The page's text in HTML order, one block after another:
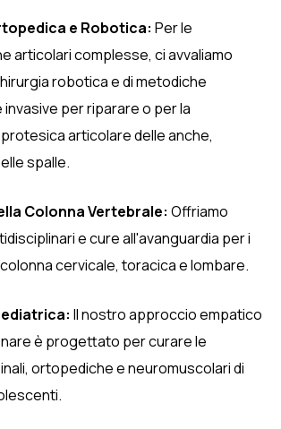
e Robotica: Per le
articolari complesse, ci avvaliamo
robotica e di metodiche
invasive per riparare o per la
articolare delle anche,
spalle.
Colonna Vertebrale: Offriamo
e cure all'avanguardia per i
cervicale, toracica e lombare.
Il nostro approccio empatico
è progettato per curare le
ortopediche e neuromuscolari di